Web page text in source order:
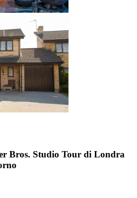
Bros. Studio Tour di Londra